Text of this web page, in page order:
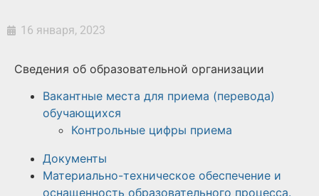
16 января, 2023
Сведения об образовательной организации
Вакантные места для приема (перевода)
обучающихся
Контрольные цифры приема
Документы
Материально-техническое обеспечение и
оснащенность образовательного процесса.